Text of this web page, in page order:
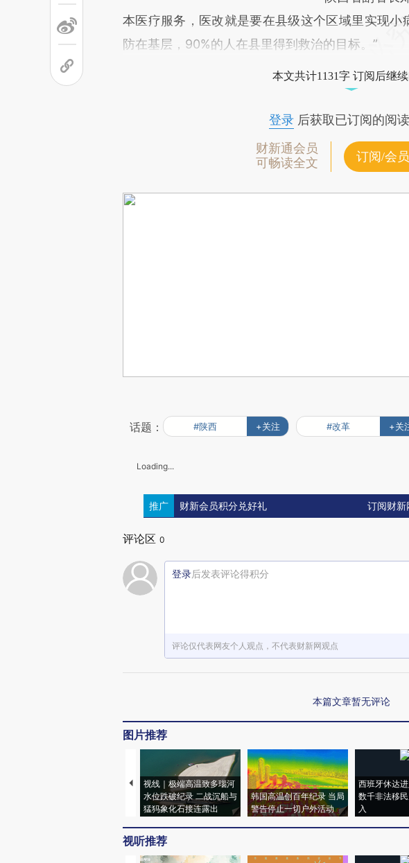
本医疗服务，医改就是要在县级这个区域里实现小
防在基层，90%的人在县里得到救治的目标。”
本文共计1131字 订阅后继
登录后获取已订阅的阅
财新通会员
可畅读全文
订阅/会
话题： #陕西 +关注 #改革 +关
Loading...
推广 财新会员积分兑好礼 订阅财新
评论区 0
登录后发表评论得积分
评论仅代表网友个人观点，不代表财新网观点
本篇文章暂无评论
图片推荐
视线｜极端高温致多瑙河
水位跌破纪录 二战沉船与
猛犸象化石接连露出
韩国高温创百年纪录 当局
警告停止一切户外活动
西班牙休达
数千非法移
入
视听推荐